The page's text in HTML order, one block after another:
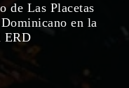
de Las Placetas
en la
ERD